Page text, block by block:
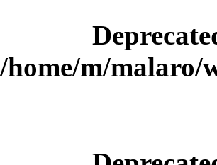
/home/m/malaro/